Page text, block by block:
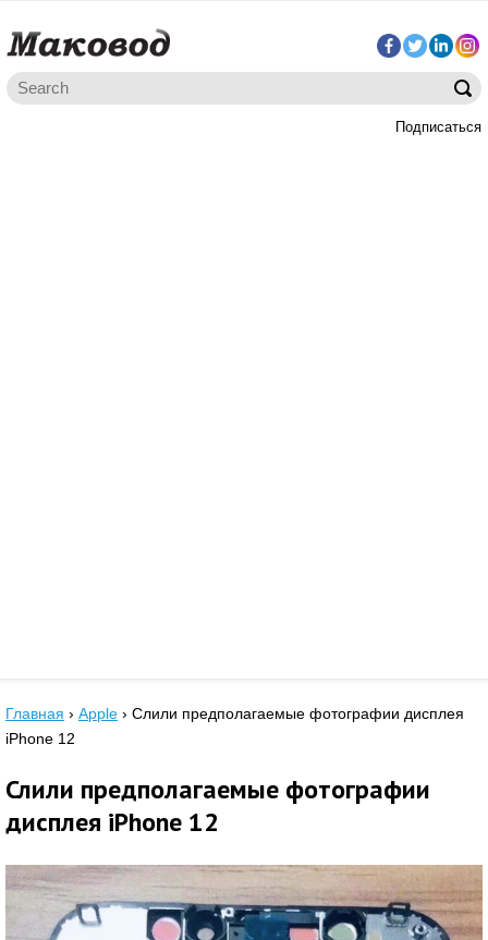
Подписаться
Главная › Apple › Слили предполагаемые фотографии дисплея
iPhone 12
Слили предполагаемые фотографии
дисплея iPhone 12